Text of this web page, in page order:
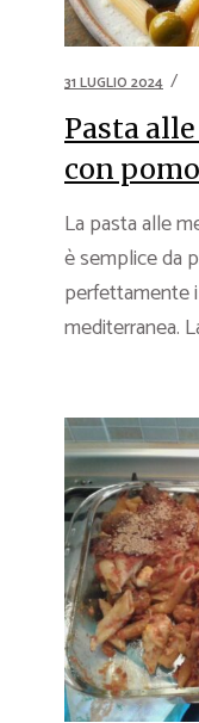
31 LUGLIO 2024
Pasta
con
La pasta alle
è semplice da
perfettamente
mediterranea.